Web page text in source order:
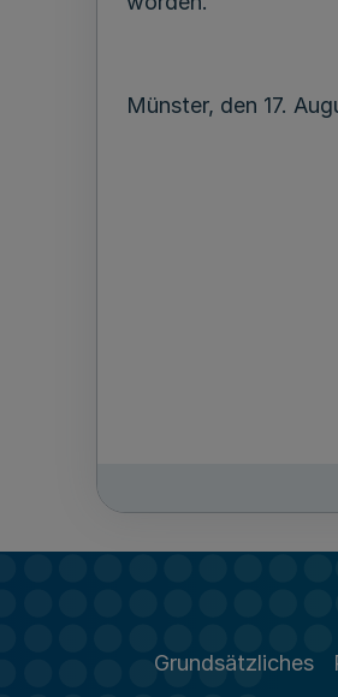
Münster, den 17.
Grundsätzliches